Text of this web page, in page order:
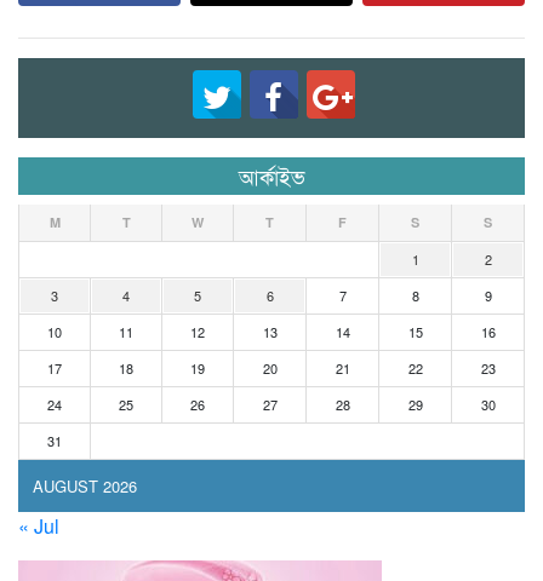
আর্কাইভ
AUGUST 2026
M T W T F S S
1
2
3
4 5 6 7 8
9
10
11 12 13 14 15
16
17
18 19 20 21 22
23
24
25 26 27 28 29
30
31
« Jul